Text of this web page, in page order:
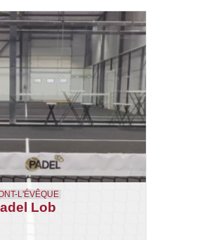
l'Évêque
L'ÉVÊQUE
Lob